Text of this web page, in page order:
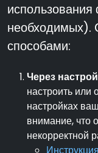
необходимых).
способами:
Через
настроить
настройках
внимание, что
некорректной